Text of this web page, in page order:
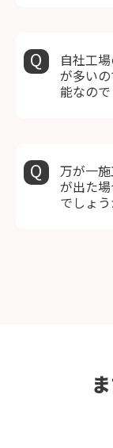
自社工
が多い
能なので
万が一
が出た
でしょう